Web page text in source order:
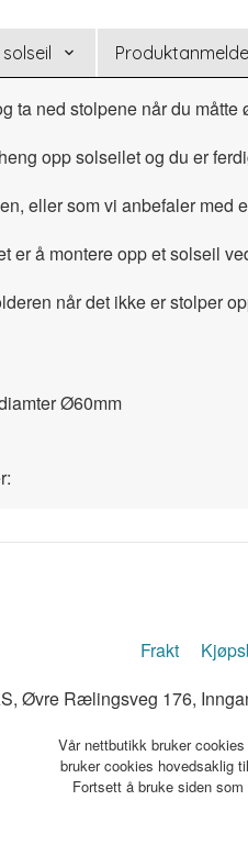
ta ned stolpene når du måtte
opp solseilet og du er
eller som vi anbefaler med
er å montere opp et solseil
når det ikke er stolper
Ø60mm
Frakt
Øvre Rælingsveg 176,
Vår nettbutikk bruker
bruker cookies hovedsaklig
Fortsett å bruke siden